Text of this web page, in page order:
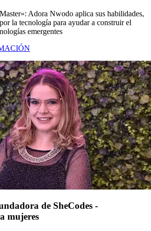
Adora Nwodo aplica sus habilidades,
la tecnología para ayudar a construir el
emergentes
de SheCodes -
mujeres